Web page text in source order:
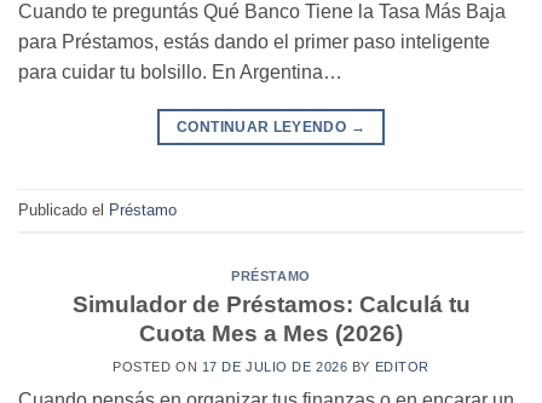
Cuando te preguntás Qué Banco Tiene la Tasa Más Baja
para Préstamos, estás dando el primer paso inteligente
para cuidar tu bolsillo. En Argentina…
CONTINUAR LEYENDO →
Publicado el Préstamo
PRÉSTAMO
Simulador de Préstamos: Calculá tu
Cuota Mes a Mes (2026)
POSTED ON 17 DE JULIO DE 2026 BY EDITOR